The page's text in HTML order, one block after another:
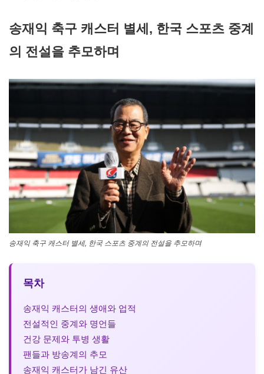
송재익 축구 캐스터 별세, 한국 스포츠 중계
의 전설을 추모하며
송재익 축구 캐스터 별세, 한국 스포츠 중계의 전설을 추모하며
목차
송재익 캐스터의 생애와 업적
전설적인 중계와 명언들
건강 문제와 투병 생활
팬들과 방송계의 추모
송재익 캐스터가 남긴 유산